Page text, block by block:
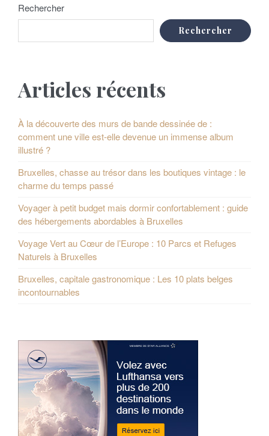
Rechercher
Rechercher
Articles récents
À la découverte des murs de bande dessinée de :
comment une ville est-elle devenue un immense album
illustré ?
Bruxelles, chasse au trésor dans les boutiques vintage : le
charme du temps passé
Voyager à petit budget mais dormir confortablement : guide
des hébergements abordables à Bruxelles
Voyage Vert au Cœur de l’Europe : 10 Parcs et Refuges
Naturels à Bruxelles
Bruxelles, capitale gastronomique : Les 10 plats belges
incontournables